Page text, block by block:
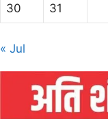
30 31
« Jul